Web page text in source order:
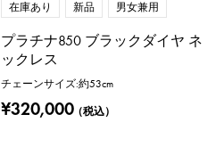
在庫あり 新品 男女兼用
プラチナ850 ブラックダイヤ ネ
ックレス
チェーンサイズ:約53cm
¥320,000（税込）